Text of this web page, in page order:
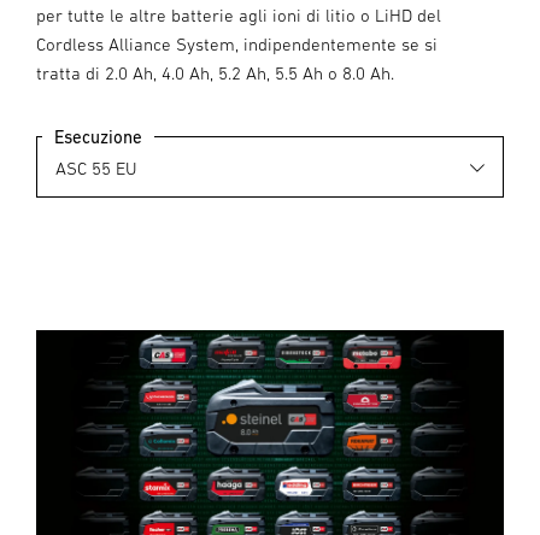
per tutte le altre batterie agli ioni di litio o LiHD del
Cordless Alliance System, indipendentemente se si
tratta di 2.0 Ah, 4.0 Ah, 5.2 Ah, 5.5 Ah o 8.0 Ah.
Esecuzione